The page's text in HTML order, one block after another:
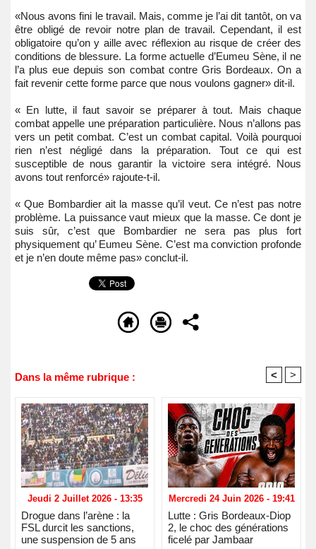
«Nous avons fini le travail. Mais, comme je l’ai dit tantôt, on va
être obligé de revoir notre plan de travail. Cependant, il est
obligatoire qu’on y aille avec réflexion au risque de créer des
conditions de blessure. La forme actuelle d’Eumeu Sène, il ne
l’a plus eue depuis son combat contre Gris Bordeaux. On a
fait revenir cette forme parce que nous voulons gagner» dit-il.
« En lutte, il faut savoir se préparer à tout. Mais chaque
combat appelle une préparation particulière. Nous n’allons pas
vers un petit combat. C’est un combat capital. Voilà pourquoi
rien n’est négligé dans la préparation. Tout ce qui est
susceptible de nous garantir la victoire sera intégré. Nous
avons tout renforcé» rajoute-t-il.
« Que Bombardier ait la masse qu’il veut. Ce n’est pas notre
problème. La puissance vaut mieux que la masse. Ce dont je
suis sûr, c’est que Bombardier ne sera pas plus fort
physiquement qu’ Eumeu Sène. C’est ma conviction profonde
et je n’en doute même pas» conclut-il.
Dans la même rubrique : < >
Jeudi 2 Juillet 2026 - 13:35
Drogue dans l’arène : la
FSL durcit les sanctions,
une suspension de 5 ans
Mercredi 24 Juin 2026 - 19:41
Lutte : Gris Bordeaux-Diop
2, le choc des générations
ficelé par Jambaar